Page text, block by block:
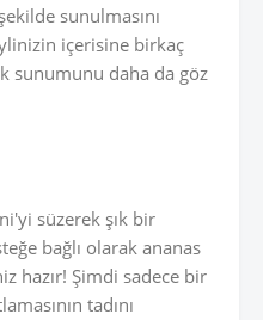
sunulmasını
içerisine birkaç
sunumunu daha da göz
süzerek şık bir
bağlı olarak ananas
hazır! Şimdi sadece bir
tadını